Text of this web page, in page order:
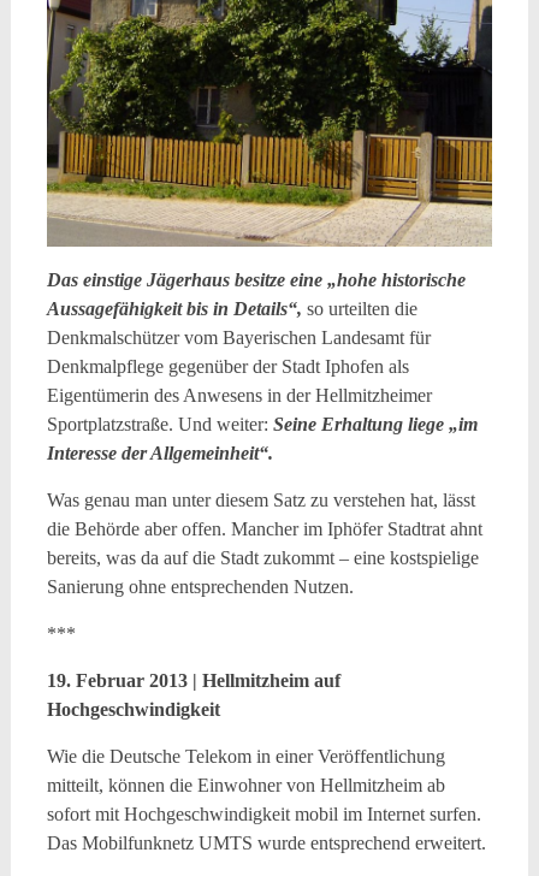
Das einstige Jägerhaus besitze eine „hohe historische
Aussagefähigkeit bis in Details“, so urteilten die
Denkmalschützer vom Bayerischen Landesamt für
Denkmalpflege gegenüber der Stadt Iphofen als
Eigentümerin des Anwesens in der Hellmitzheimer
Sportplatzstraße. Und weiter: Seine Erhaltung liege „im
Interesse der Allgemeinheit“.
Was genau man unter diesem Satz zu verstehen hat, lässt
die Behörde aber offen. Mancher im Iphöfer Stadtrat ahnt
bereits, was da auf die Stadt zukommt – eine kostspielige
Sanierung ohne entsprechenden Nutzen.
***
19. Februar 2013 | Hellmitzheim auf
Hochgeschwindigkeit
Wie die Deutsche Telekom in einer Veröffentlichung
mitteilt, können die Einwohner von Hellmitzheim ab
sofort mit Hochgeschwindigkeit mobil im Internet surfen.
Das Mobilfunknetz UMTS wurde entsprechend erweitert.